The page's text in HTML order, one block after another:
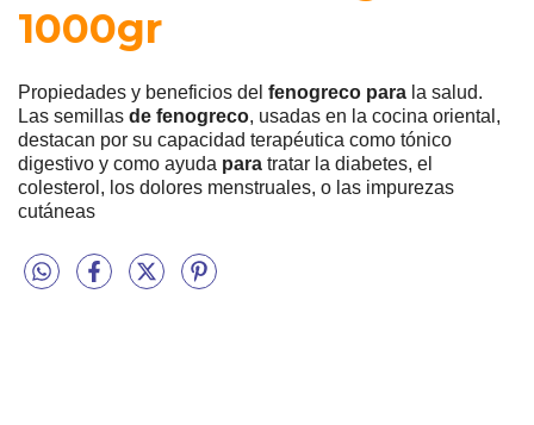
1000gr
Propiedades y beneficios del fenogreco para la salud.
Las semillas de fenogreco, usadas en la cocina oriental,
destacan por su capacidad terapéutica como tónico
digestivo y como ayuda para tratar la diabetes, el
colesterol, los dolores menstruales, o las impurezas
cutáneas